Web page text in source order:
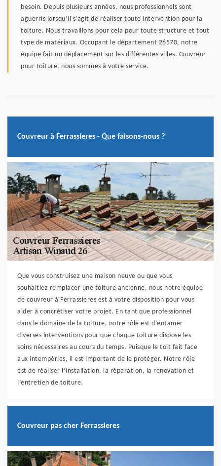
besoin. Depuis plusieurs années, nous professionnels sont
aguerris lorsqu’il s’agit de réaliser toute intervention pour la
toiture. Nous travaillons pour cela pour toute structure et tout
type de matériaux. Occupant le département 26570, notre
équipe fait un déplacement sur les différentes villes. Couvreur
pour toiture, nous sommes à votre service.
Couvreur à Ferrassieres - Que faisons-nous ?
Que vous construisez une maison neuve ou que vous
souhaitiez remplacer une toiture ancienne, nous notre équipe
de couvreur à Ferrassieres est à votre disposition pour vous
aider à concrétiser votre projet. En tant que professionnel
dans le domaine de la toiture, notre rôle est d’entamer
diverses interventions pour que chaque toiture dispose les
soins nécessaires au cours du temps. Puisque le toit fait face
aux intempéries, il est important de le protéger. Notre rôle
est de réaliser l’installation, la réparation, la rénovation et
l’entretien de toiture.
Couvreur pas cher Ferrassieres